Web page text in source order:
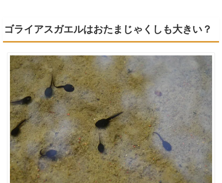
ゴライアスガエルはおたまじゃくしも大きい？